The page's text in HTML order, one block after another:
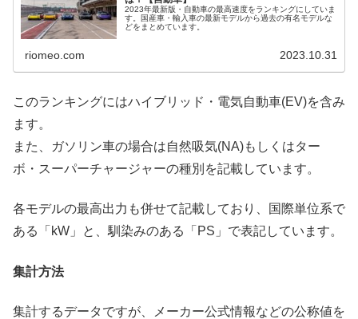
2023年最新版・自動車の最高速度をランキングにしていま
す。国産車・輸入車の最新モデルから過去の有名モデルな
どをまとめています。
riomeo.com 2023.10.31
このランキングにはハイブリッド・電気自動車(EV)を含み
ます。
また、ガソリン車の場合は自然吸気(NA)もしくはター
ボ・スーパーチャージャーの種別を記載しています。
各モデルの最高出力も併せて記載しており、国際単位系で
ある「kW」と、馴染みのある「PS」で表記しています。
集計方法
集計するデータですが、メーカー公式情報などの公称値を